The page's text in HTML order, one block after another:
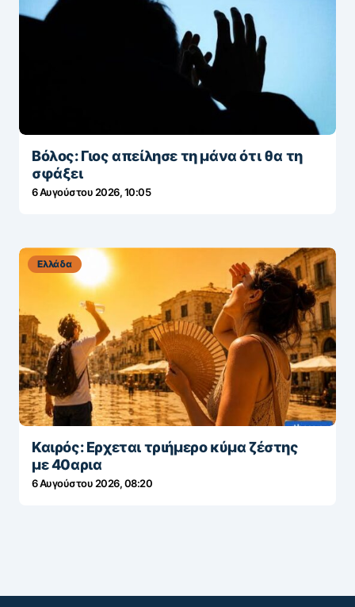
Βόλος: Γιος απείλησε τη μάνα ότι θα τη
σφάξει
6 Αυγούστου 2026, 10:05
Ελλάδα
Καιρός: Ερχεται τριήμερο κύμα ζέστης
με 40αρια
6 Αυγούστου 2026, 08:20